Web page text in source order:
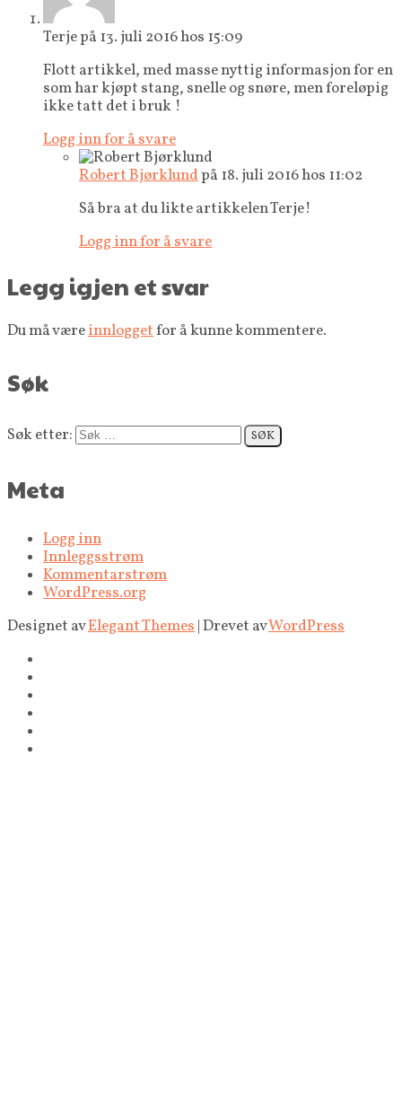
Terjepå 13. juli 2016 hos 15:09
Flott artikkel, med masse nyttig informasjon for en
som har kjøpt stang, snelle og snøre, men foreløpig
ikke tatt det i bruk !
Logg inn for å svare
Robert Bjørklundpå 18. juli 2016 hos 11:02
Så bra at du likte artikkelen Terje!
Logg inn for å svare
Legg igjen et svar
Du må væreinnloggetfor å kunne kommentere.
Søk
Søk etter:
Meta
Logg inn
Innleggsstrøm
Kommentarstrøm
WordPress.org
Designet avElegant Themes| Drevet avWordPress